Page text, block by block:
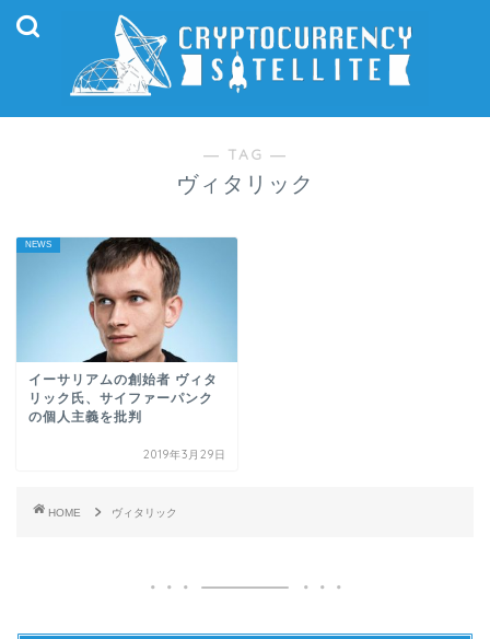
― TAG ―
ヴィタリック
NEWS
イーサリアムの創始者 ヴィタ
リック氏、サイファーパンク
の個人主義を批判
2019年3月29日
HOME ヴィタリック